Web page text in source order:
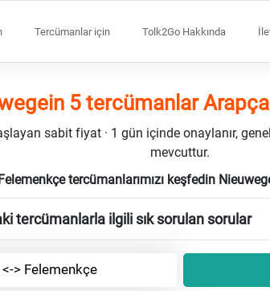
Tercümanlar için Tolk2Go Hakkında
5 tercümanlar
sabit fiyat · 1 gün içinde onaylanır,
mevcuttur.
tercümanlarımızı keşfedin
tercümanlarla ilgili sık sorulan sorular
> Felemenkçe